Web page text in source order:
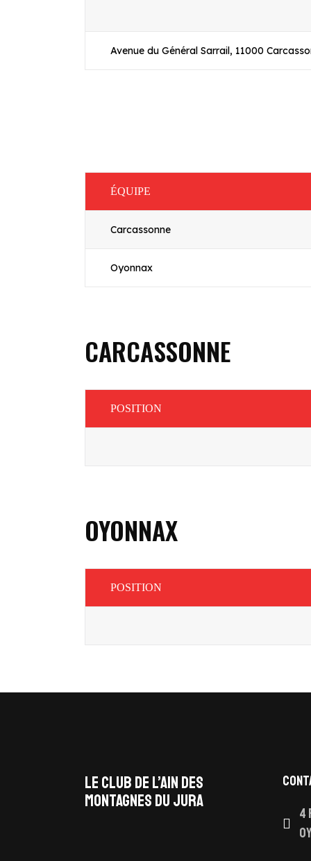
Avenue du Général Sarrail, 11000
ÉQUIPE
Carcassonne
Oyonnax
CARCASSONNE
POSITION
OYONNAX
POSITION
LE CLUB DE L’AIN DES
MONTAGNES DU JURA
4